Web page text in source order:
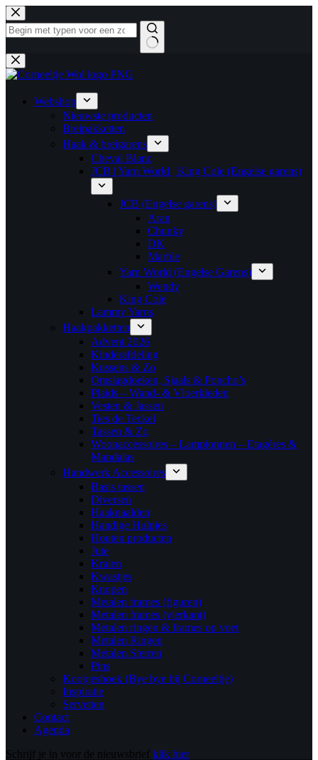
Ga
naar
de
Geen
resultaten
Webshop
Nieuwste producten
Breipakketten
Haak & breigarens
Cheval Blanc
JCB | Yarn World | King Cole (Engelse garens)
JCB (Engelse garens)
Aran
Chunky
DK
Marble
Yarn World (Engelse Garens)
Wendy
King Cole
Lammy Yarns
Haakpakketten
Advent 2026
Kinderafdeling
Kussens & Zo
Omslagdoeken, Sjaals & Poncho’s
Plaids – Wand- & Vloerkleden
Vesten & Jassen
Ties de Teckel
Tassen & Zo
Woonaccessoires – Lampionnen – Etagères &
Mandalas
Handwerk Accessoires
Basis tassen
Diversen
Haaknaalden
Handige Hulpjes
Houten producten
Jute
Kralen
Kwastjes
Knopen
Metalen frames (figuren)
Metalen frames (vierkant)
Metalen ringen & frames op voet
Metalen Ringen
Metalen Sterren
Pins
Koopjeshoek (Bye bye bij Corneeltje)
Inspiratie
Servetten
Contact
Agenda
Schrijf je in voor de nieuwsbrief klik hier